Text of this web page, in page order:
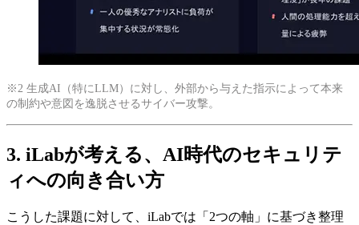
※2 生成AI（特にLLM）に対し、外部から与えた指示によって本来
の制約や意図を逸脱させるサイバー攻撃。
3. iLabが考える、AI時代のセキュリテ
ィへの向き合い方
こうした課題に対して、iLabでは「2つの軸」に基づき整理